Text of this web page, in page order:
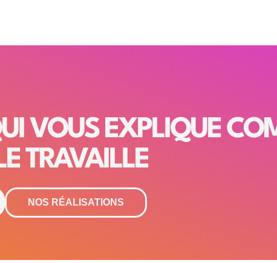
VOUS EXPLIQUE
TRAVAILLE
NOS RÉALISATIONS